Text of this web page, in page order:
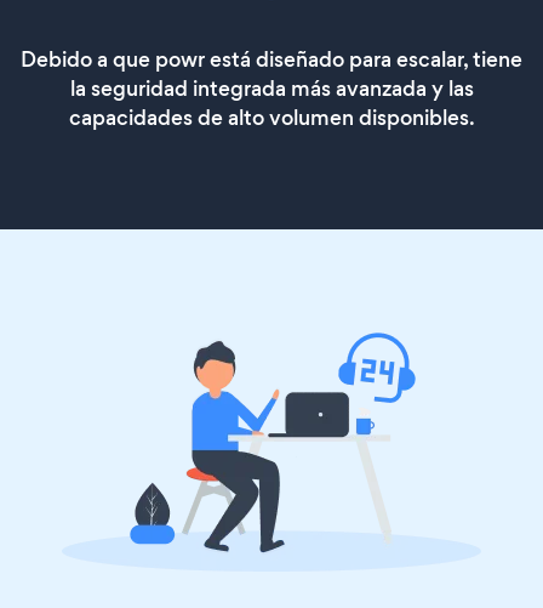
Debido a que powr está diseñado para escalar, tiene
la seguridad integrada más avanzada y las
capacidades de alto volumen disponibles.